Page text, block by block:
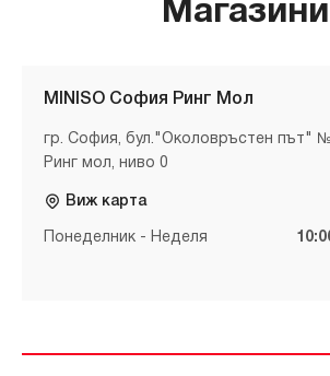
Магазини
MINISO София Ринг Мол
гр. София, бул."Околовръстен път"
Ринг мол, ниво 0
Виж карта
Понеделник - Неделя